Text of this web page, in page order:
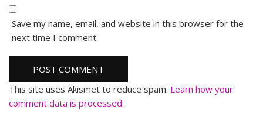
Save my name, email, and website in this browser for the
next time I comment.
This site uses Akismet to reduce spam. Learn how your
comment data is processed.